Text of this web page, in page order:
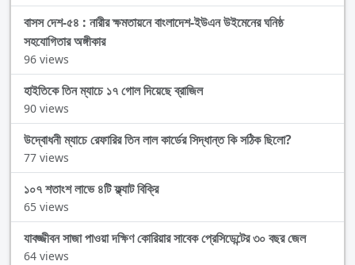
বাসস দেশ-৫৪ : নারীর ক্ষমতায়নে বাংলাদেশ-ইউএন উইমেনের ঘনিষ্ঠ
সহযোগিতার অঙ্গীকার
96 views
হাইতিকে তিন ম্যাচে ১৭ গোল দিয়েছে ব্রাজিল
90 views
উদ্বোধনী ম্যাচে রেফারির তিন লাল কার্ডের সিদ্ধান্ত কি সঠিক ছিলো?
77 views
১০৭ শতাংশ লাভে ৪টি ফ্ল্যাট বিক্রি
65 views
যাবজ্জীবন সাজা পাওয়া দক্ষিণ কোরিয়ার সাবেক প্রেসিডেন্টের ৩০ বছর জেল
64 views